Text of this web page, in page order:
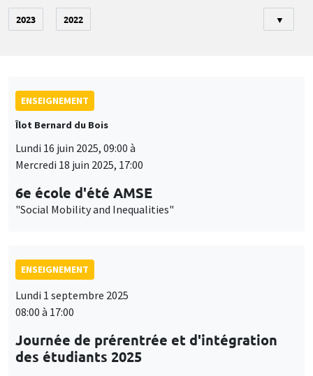
2023 2022 ▼
ENSEIGNEMENT
Îlot Bernard du Bois
Lundi 16 juin 2025, 09:00 à
Mercredi 18 juin 2025, 17:00
6e école d'été AMSE
"Social Mobility and Inequalities"
ENSEIGNEMENT
Lundi 1 septembre 2025
08:00 à 17:00
Journée de prérentrée et d'intégration
des étudiants 2025